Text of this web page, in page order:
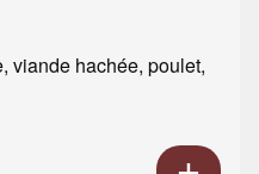
viande hachée, poulet,